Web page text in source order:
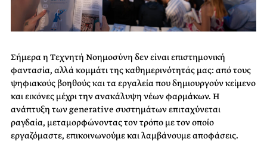
Σήμερα η Τεχνητή Νοημοσύνη δεν είναι επιστημονική
φαντασία, αλλά κομμάτι της καθημερινότητάς μας: από τους
ψηφιακούς βοηθούς και τα εργαλεία που δημιουργούν κείμενο
και εικόνες μέχρι την ανακάλυψη νέων φαρμάκων. Η
ανάπτυξη των generative συστημάτων επιταχύνεται
ραγδαία, μεταμορφώνοντας τον τρόπο με τον οποίο
εργαζόμαστε, επικοινωνούμε και λαμβάνουμε αποφάσεις.